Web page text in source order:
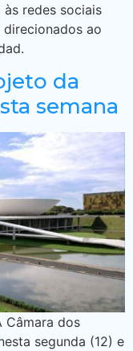
redes sociais
direcionados ao
da
semana
Câmara dos
segunda (12) e